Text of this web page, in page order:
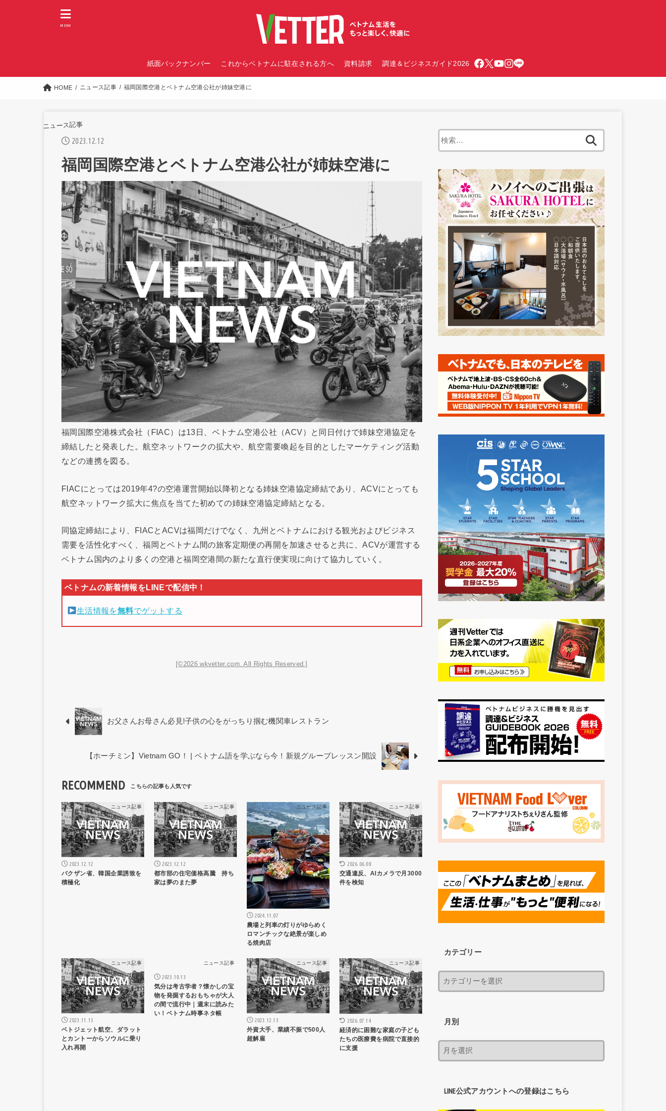
紙面バックナンバー これからベトナムに駐在される方へ 資料請求 調達＆ビジネスガイド2026
MENU
HOME ニュース記事 福岡国際空港とベトナム空港公社が姉妹空港に
ニュース記事
2023.12.12
福岡国際空港とベトナム空港公社が姉妹空港に
福岡国際空港株式会社（FIAC）は13日、ベトナム空港公社（ACV）と同日付けで姉妹空港協定を
締結したと発表した。航空ネットワークの拡大や、航空需要喚起を目的としたマーケティング活動
などの連携を図る。
FIACにとっては2019年4?の空港運営開始以降初となる姉妹空港協定締結であり、ACVにとっても
航空ネットワーク拡大に焦点を当てた初めての姉妹空港協定締結となる。
同協定締結により、FIACとACVは福岡だけでなく、九州とベトナムにおける観光およびビジネス
需要を活性化すべく、福岡とベトナム間の旅客定期便の再開を加速させると共に、ACVが運営する
ベトナム国内のより多くの空港と福岡空港間の新たな直行便実現に向けて協力していく。
生活情報を無料でゲットする
[©2026 wkvetter.com. All Rights Reserved.]
お父さんお母さん必見!子供の心をがっちり掴む機関車レストラン
【ホーチミン】Vietnam GO！ | ベトナム語を学ぶなら今！新規グループレッスン開設
RECOMMEND
ニュース記事
2023.12.12
バクザン省、韓国企業誘致を
積極化
ニュース記事
2023.12.12
都市部の住宅価格高騰 持ち
家は夢のまた夢
ニュース記事
2024.11.07
農場と列車の灯りがゆらめく
ロマンチックな絶景が楽しめ
る焼肉店
ニュース記事
2026.06.08
交通違反、AIカメラで月3000
件を検知
ニュース記事
2023.11.13
ベトジェット航空、ダラット
とカントーからソウルに乗り
入れ再開
ニュース記事
2023.10.13
気分は考古学者？懐かしの宝
物を発掘するおもちゃが大人
の間で流行中｜週末に読みた
い！ベトナム時事ネタ帳
ニュース記事
2023.12.13
外資大手、業績不振で500人
超解雇
ニュース記事
2026.07.14
経済的に困難な家庭の子ども
たちの医療費を病院で直接的
に支援
カテゴリー
月別
LINE公式アカウントへの登録はこちら